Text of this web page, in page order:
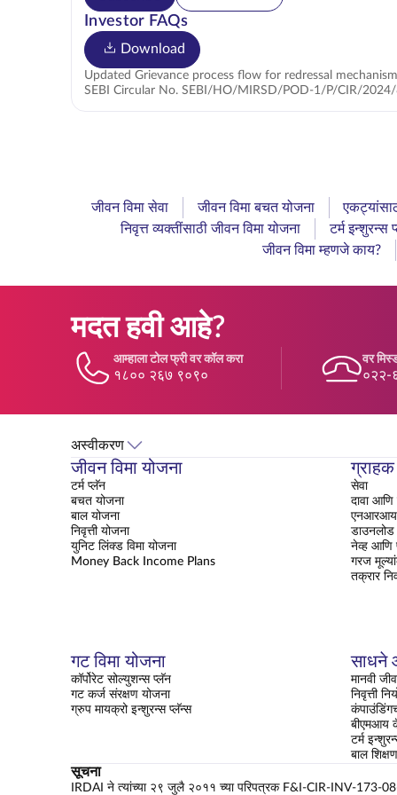
Investor FAQs
Download
Updated Grievance process flow for redressal
SEBI Circular No. SEBI/HO/MIRSD/POD-1/P/CIR/
जीवन विमा सेवा जीवन विमा बचत योजना
निवृत्त व्यक्तींसाठी जीवन विमा योजना
टर्म इन्शुरन्स
जीवन विमा म्हणजे काय?
मदत हवी आहे?
आम्हाला टोल फ्री वर कॉल करा
१८०० २६७ ९०९०
वर
०२२-
अस्वीकरण
जीवन विमा योजना
टर्म प्लॅन
बचत योजना
बाल योजना
निवृत्ती योजना
युनिट लिंक्ड विमा योजना
Money Back Income Plans
सेवा
दावा आणि
एनआरआय
नेव्ह आणि
गरज
तक्रार
गट विमा योजना
कॉर्पोरेट सोल्युशन्स प्लॅन
गट कर्ज संरक्षण योजना
ग्रुप मायक्रो इन्शुरन्स प्लॅन्स
साधने
मानवी
निवृत्ती
बीएमआय
टर्म
बाल
सूचना
IRDAI ने त्यांच्या २९ जुलै २०११ च्या परिपत्रक F&I-CIR-INV-173-08-